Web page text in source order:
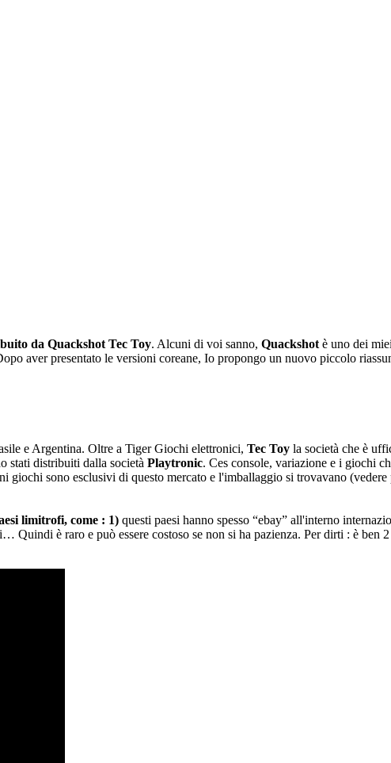
da Quackshot Tec Toy. Alcuni di voi sanno, Quackshotè uno dei
aver presentato le versioni coreane, Io propongo un nuovo piccolo
e Argentina. Oltre a Tiger Giochi elettronici, Tec Toy la società che è
stati distribuiti dalla società Playtronic. Ces console, variazione e i giochi
sono esclusivi di questo mercato e l'imballaggio si trovavano (vedere
limitrofi, come : 1) questi paesi hanno spesso “ebay” all'interno
Quindi è raro e può essere costoso se non si ha pazienza. Per dirti : è ben